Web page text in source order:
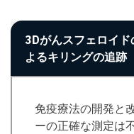
3Dがんスフェロイ
よるキリングの追跡
免疫療法の開発と
ーの正確な測定は